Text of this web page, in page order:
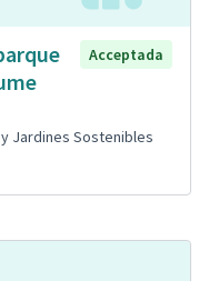
Acceptada
Jardines Sostenibles